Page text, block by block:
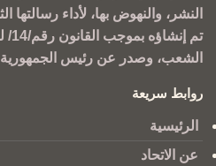
النشر، والنهوض بها، لأداء رسالتها
الشعب، وصدر عن رئيس الجمهورية في 26/
روابط سريعة
الرئيسية
عن الاتحاد